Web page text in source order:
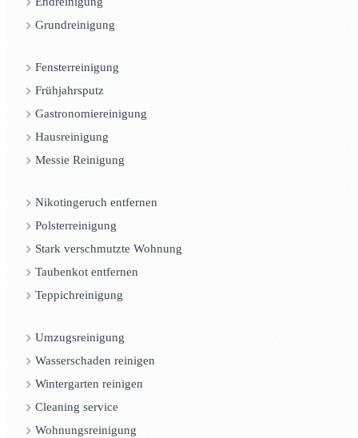
Grundreinigung
Fensterreinigung
Frühjahrsputz
Gastronomiereinigung
Hausreinigung
Messie Reinigung
Nikotingeruch entfernen
Polsterreinigung
Stark verschmutzte Wohnung
Taubenkot entfernen
Teppichreinigung
Umzugsreinigung
Wasserschaden reinigen
Wintergarten reinigen
Cleaning service
Wohnungsreinigung